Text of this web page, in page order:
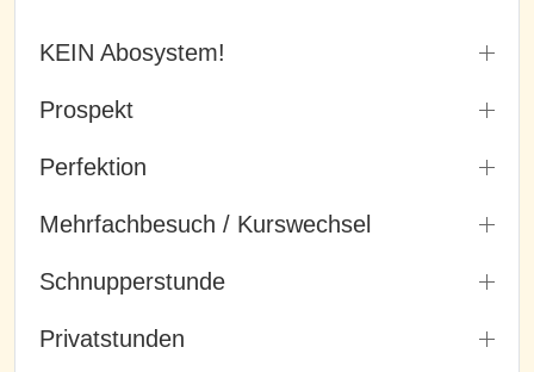
KEIN Abosystem!
Prospekt
Perfektion
Mehrfachbesuch / Kurswechsel
Schnupperstunde
Privatstunden